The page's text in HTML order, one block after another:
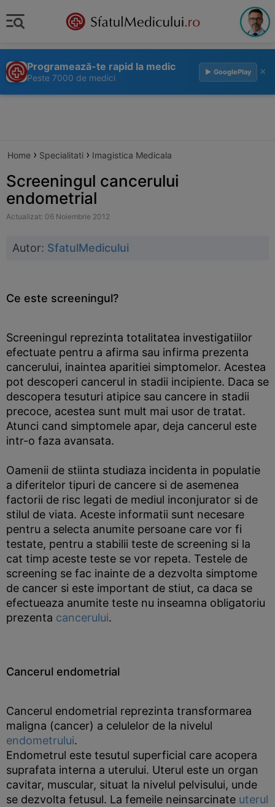
Programează-te rapid la medic
Peste 7000 de medici
▶ GooglePlay ×
Home › Specialitati › Imagistica Medicala
Screeningul cancerului
endometrial
Actualizat: 06 Noiembrie 2012
Autor: SfatulMedicului
Ce este screeningul?
Screeningul reprezinta totalitatea investigatiilor
efectuate pentru a afirma sau infirma prezenta
cancerului, inaintea aparitiei simptomelor. Acestea
pot descoperi cancerul in stadii incipiente. Daca se
descopera tesuturi atipice sau cancere in stadii
precoce, acestea sunt mult mai usor de tratat.
Atunci cand simptomele apar, deja cancerul este
intr-o faza avansata.
Oamenii de stiinta studiaza incidenta in populatie
a diferitelor tipuri de cancere si de asemenea
factorii de risc legati de mediul inconjurator si de
stilul de viata. Aceste informatii sunt necesare
pentru a selecta anumite persoane care vor fi
testate, pentru a stabilii teste de screening si la
cat timp aceste teste se vor repeta. Testele de
screening se fac inainte de a dezvolta simptome
de cancer si este important de stiut, ca daca se
efectueaza anumite teste nu inseamna obligatoriu
prezenta cancerului.
Cancerul endometrial
Cancerul endometrial reprezinta transformarea
maligna (cancer) a celulelor de la nivelul
endometrului.
Endometrul este tesutul superficial care acopera
suprafata interna a uterului. Uterul este un organ
cavitar, muscular, situat la nivelul pelvisului, unde
se dezvolta fetusul. La femeile neinsarcinate uterul